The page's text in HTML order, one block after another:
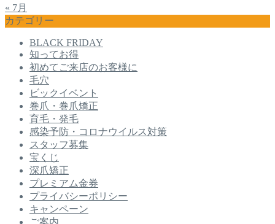
« 7月
カテゴリー
BLACK FRIDAY
知ってお得
初めてご来店のお客様に
毛穴
ビックイベント
巻爪・巻爪矯正
育毛・発毛
感染予防・コロナウイルス対策
スタッフ募集
宝くじ
深爪矯正
プレミアム金券
プライバシーポリシー
キャンペーン
ご案内